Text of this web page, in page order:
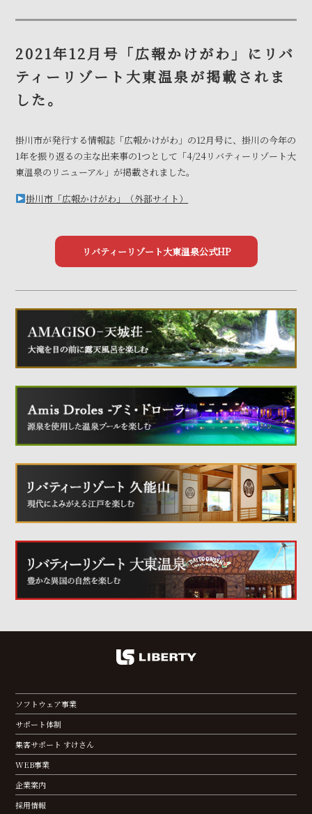
2021年12月号「広報かけがわ」にリバ
ティーリゾート大東温泉が掲載されま
した。
掛川市が発行する情報誌「広報かけがわ」の12月号に、掛川の今年の
1年を振り返るの主な出来事の1つとして「4/24リバティーリゾート大
東温泉のリニューアル」が掲載されました。
掛川市「広報かけがわ」（外部サイト）
リバティーリゾート大東温泉公式HP
ソフトウェア事業
サポート体制
集客サポート すけさん
WEB事業
企業案内
採用情報